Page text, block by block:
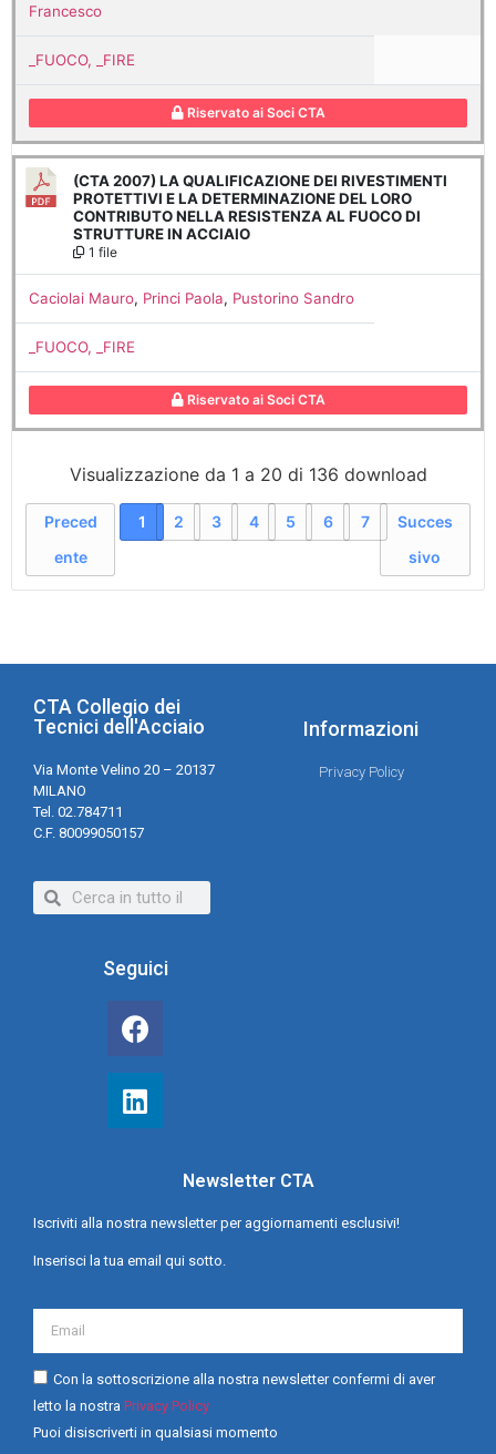
Francesco
_FUOCO, _FIRE
Riservato ai Soci CTA
(CTA 2007) LA QUALIFICAZIONE DEI RIVESTIMENTI
PROTETTIVI E LA DETERMINAZIONE DEL LORO
CONTRIBUTO NELLA RESISTENZA AL FUOCO DI
STRUTTURE IN ACCIAIO
1 file
Caciolai Mauro, Princi Paola, Pustorino Sandro
_FUOCO, _FIRE
Riservato ai Soci CTA
Visualizzazione da 1 a 20 di 136 download
Preced
ente
1 2 3 4 5 6 7
Succes
sivo
CTA Collegio dei
Tecnici dell'Acciaio
Via Monte Velino 20 – 20137
MILANO
Tel. 02.784711
C.F. 80099050157
Informazioni
Privacy Policy
Seguici
Newsletter CTA
Iscriviti alla nostra newsletter per aggiornamenti esclusivi!
Inserisci la tua email qui sotto.
Con la sottoscrizione alla nostra newsletter confermi di aver
letto la nostra Privacy Policy
Puoi disiscriverti in qualsiasi momento